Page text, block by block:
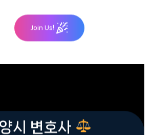
Join Us!
시 변호사